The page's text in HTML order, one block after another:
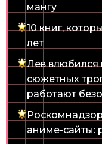
мангу
10 книг,
лет
Лев влюбился
сюжетных
работают
аниме-сайты: